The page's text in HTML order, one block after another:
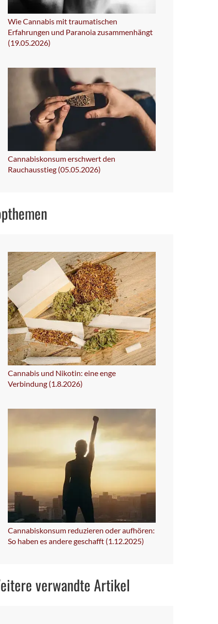
Wie Cannabis mit traumatischen
Erfahrungen und Paranoia zusammenhängt
(19.05.2026)
Cannabiskonsum erschwert den
Rauchausstieg (05.05.2026)
Cannabis und Nikotin: eine enge
Verbindung (1.8.2026)
Cannabiskonsum reduzieren oder aufhören:
So haben es andere geschafft (1.12.2025)
verwandte Artikel